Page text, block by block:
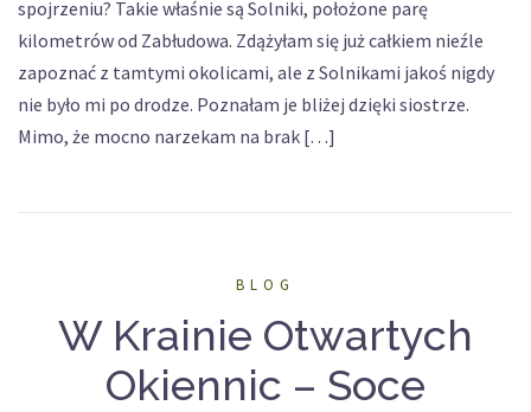
spojrzeniu? Takie właśnie są Solniki, położone parę
kilometrów od Zabłudowa. Zdążyłam się już całkiem nieźle
zapoznać z tamtymi okolicami, ale z Solnikami jakoś nigdy
nie było mi po drodze. Poznałam je bliżej dzięki siostrze.
Mimo, że mocno narzekam na brak […]
BLOG
W Krainie Otwartych
Okiennic – Soce